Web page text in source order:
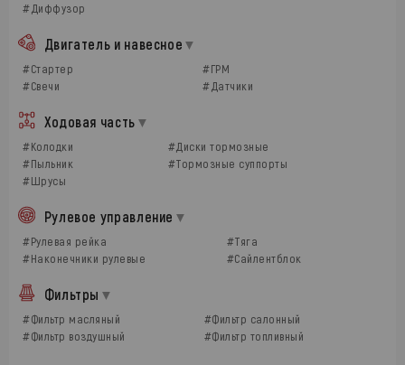
#Диффузор
Двигатель и навесное
#Стартер
#ГРМ
#Свечи
#Датчики
Ходовая часть
#Колодки
#Диски тормозные
#Пыльник
#Тормозные суппорты
#Шрусы
Рулевое управление
#Рулевая рейка
#Тяга
#Наконечники рулевые
#Сайлентблок
Фильтры
#Фильтр масляный
#Фильтр салонный
#Фильтр воздушный
#Фильтр топливный